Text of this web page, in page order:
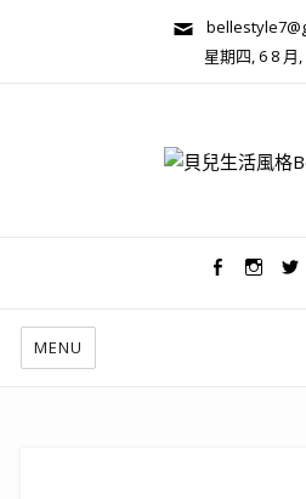
星期四, 6 8 月
MENU